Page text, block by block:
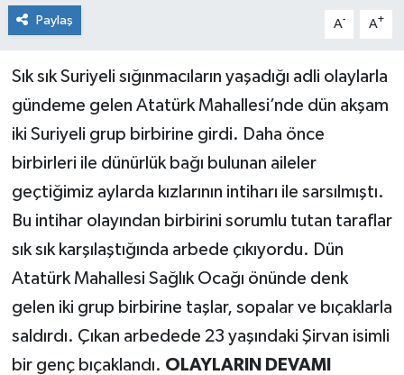
Paylaş A- A+
Sık sık Suriyeli sığınmacıların yaşadığı adli olaylarla
gündeme gelen Atatürk Mahallesi’nde dün akşam
iki Suriyeli grup birbirine girdi. Daha önce
birbirleri ile dünürlük bağı bulunan aileler
geçtiğimiz aylarda kızlarının intiharı ile sarsılmıştı.
Bu intihar olayından birbirini sorumlu tutan taraflar
sık sık karşılaştığında arbede çıkıyordu. Dün
Atatürk Mahallesi Sağlık Ocağı önünde denk
gelen iki grup birbirine taşlar, sopalar ve bıçaklarla
saldırdı. Çıkan arbedede 23 yaşındaki Şirvan isimli
bir genç bıçaklandı. OLAYLARIN DEVAMI